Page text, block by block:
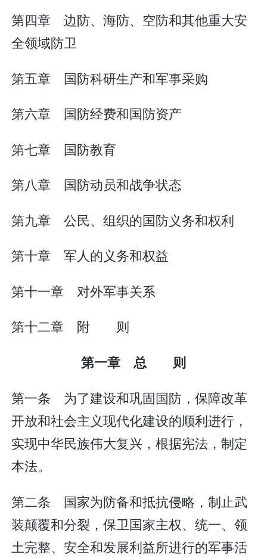
第四章 边防、海防、空防和其他重大安
全领域防卫
第五章 国防科研生产和军事采购
第六章 国防经费和国防资产
第七章 国防教育
第八章 国防动员和战争状态
第九章 公民、组织的国防义务和权利
第十章 军人的义务和权益
第十一章 对外军事关系
第十二章 附 则
第一章 总 则
第一条 为了建设和巩固国防，保障改革
开放和社会主义现代化建设的顺利进行，
实现中华民族伟大复兴，根据宪法，制定
本法。
第二条 国家为防备和抵抗侵略，制止武
装颠覆和分裂，保卫国家主权、统一、领
土完整、安全和发展利益所进行的军事活